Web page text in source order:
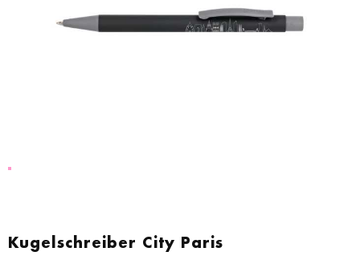
Kugelschreiber City Paris
Anfang